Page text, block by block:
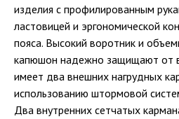
изделия с профилированным
ластовицей и эргономической
пояса. Высокий воротник и
капюшон надежно защищают от
имеет два внешних нагрудных
использованию штормовой
Два внутренних сетчатых